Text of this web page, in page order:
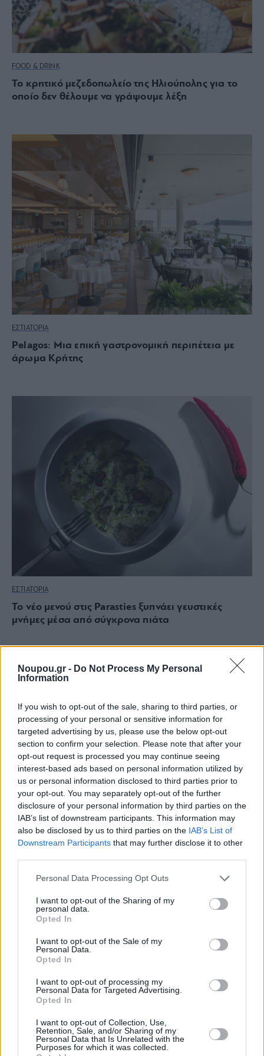
Noupou.gr - Do Not Process My Personal
Information
If you wish to opt-out of the sale, sharing to third parties, or
processing of your personal or sensitive information for
targeted advertising by us, please use the below opt-out
section to confirm your selection. Please note that after your
opt-out request is processed you may continue seeing
interest-based ads based on personal information utilized by
us or personal information disclosed to third parties prior to
your opt-out. You may separately opt-out of the further
disclosure of your personal information by third parties on the
IAB’s list of downstream participants. This information may
also be disclosed by us to third parties on the IAB’s List of
Downstream Participants that may further disclose it to other
Please note that this website/app uses one or more Google
not limited to your visit or usage behaviour. You may click to
grant or deny consent to Google and its third-party tags to
use your data for below specified purposes in below Google
consent section.
Personal Data Processing Opt Outs
I want to opt-out of the Sharing of my
personal data.
Opted In
I want to opt-out of the Sale of my
Personal Data.
Opted In
I want to opt-out of processing my
Personal Data for Targeted Advertising.
Opted In
I want to opt-out of Collection, Use,
Retention, Sale, and/or Sharing of my
Personal Data that Is Unrelated with the
Purposes for which it was collected.
FOOD & DRINK
Το κρητικό μεζεδοπωλείο της Ηλιούπολης για το
οποίο δεν θέλουμε να γράψουμε λέξη
ΕΣΤΙΑΤΟΡΙΑ
Pelagos: Mια επική γαστρονομική περιπέτεια με
άρωμα Κρήτης
ΕΣΤΙΑΤΟΡΙΑ
Το νέο μενού στις Parasties ξυπνάει γευστικές
μνήμες μέσα από σύγχρονα πιάτα
στην Καλλιθέα